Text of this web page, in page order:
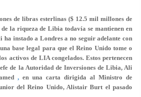
de libras esterlinas ($ 12.5 mil millones de
de la riqueza de Libia todavía se mantienen en
instado a Londres a no seguir adelante con
base legal para que el Reino Unido tome o
activos de LIA congelados. Estos pertenecen
de la Autoridad de Inversiones de Libia, Ali
, en una carta dirigida al Ministro de
del Reino Unido, Alistair Burt el pasado